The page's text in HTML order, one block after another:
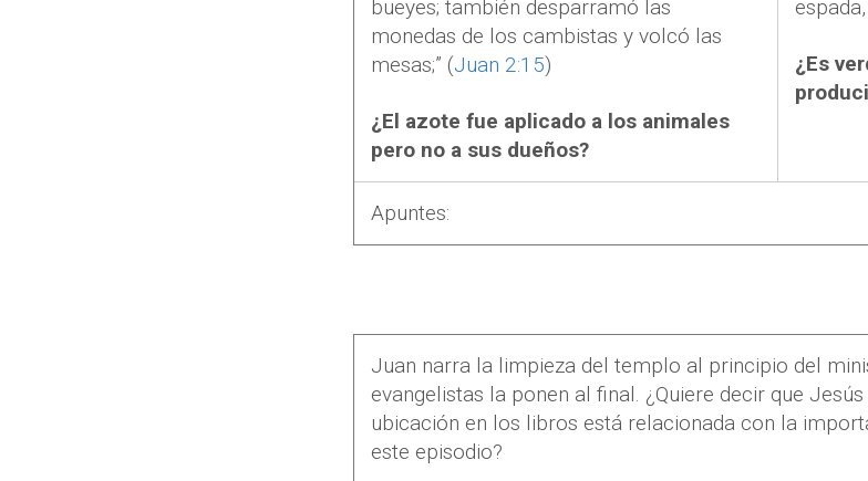
bueyes; también desparramó las
monedas de los cambistas y volcó las
mesas;” (Juan 2:15)
¿El azote fue aplicado a los animales
pero no a sus dueños?
¿Es
Apuntes:
Juan narra la limpieza del templo al principio del
evangelistas la ponen al final. ¿Quiere decir que
ubicación en los libros está relacionada con la
este episodio?